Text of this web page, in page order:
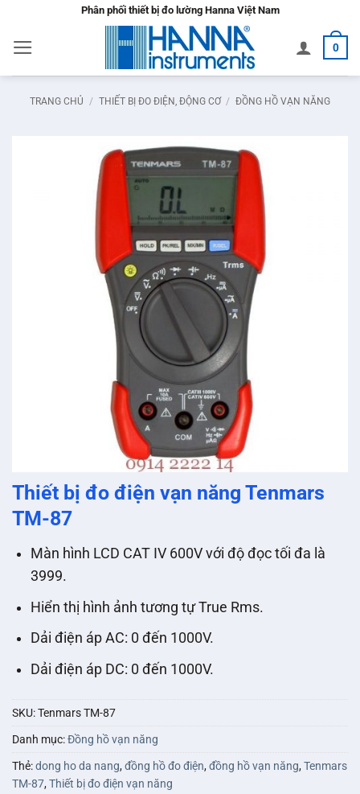
nội
dung
Phân phối thiết bị đo lường Hanna Việt Nam
0
TRANG CHỦ / THIẾT BỊ ĐO ĐIỆN, ĐỘNG CƠ / ĐỒNG HỒ VẠN NĂNG
Thiết bị đo điện vạn năng Tenmars
TM-87
Màn hình LCD CAT IV 600V với độ đọc tối đa là
3999.
Hiển thị hình ảnh tương tự True Rms.
Dải điện áp AC: 0 đến 1000V.
Dải điện áp DC: 0 đến 1000V.
SKU:Tenmars TM-87
Danh mục:Đồng hồ vạn năng
Thẻ:dong ho da nang,đồng hồ đo điện,đồng hồ vạn năng,Tenmars
TM-87,Thiết bị đo điện vạn năng